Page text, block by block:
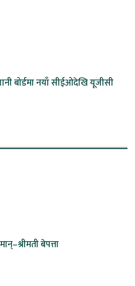
बोर्डमा नयाँ सीईओदेखि यूजीसी
बेपत्ता